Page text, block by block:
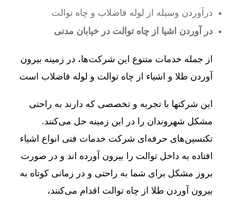
درآوردن وسیله از لوله فاضلاب و چاه توالت
در آوردن اشیا از چاه توالت در خیابان مدنی
از جمله خدمات متنوع این شرکت‌ها، در زمینه بیرون
آوردن طلا و اشیاء از چاه توالت و لوله فاضلاب است
این شرکتها با تجربه و تخصصی که دارند به راحتی
مشکل شهروندان را در این زمینه حل می‌کنند.
تکنسین‌های حرفه‌ای شرکت خدمات فنی انواع اشیاء
افتاده به داخل توالت را بیرون آورده اند و در صورت
بروز مشکل برای شما به راحتی و در زمانی کوتاه به
بیرون آوردن طلا از چاه توالت اقدام می‌کنند،